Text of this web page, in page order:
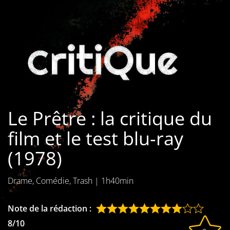
Les films par
Séries
Les films
interdits
Les Dossiers
Les disparus
Les acteurs
Les actrices
Les réalisateurs
Le Prêtre : la critique du
film et le test blu-ray
(1978)
Drame, Comédie, Trash | 1h40min
Note de la rédaction :
8/10